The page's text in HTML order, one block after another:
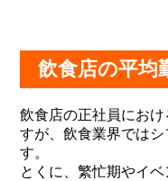
飲食店の平均
飲食店の正社員にお
すが、飲食業界では
す。
とくに、繁忙期やイ